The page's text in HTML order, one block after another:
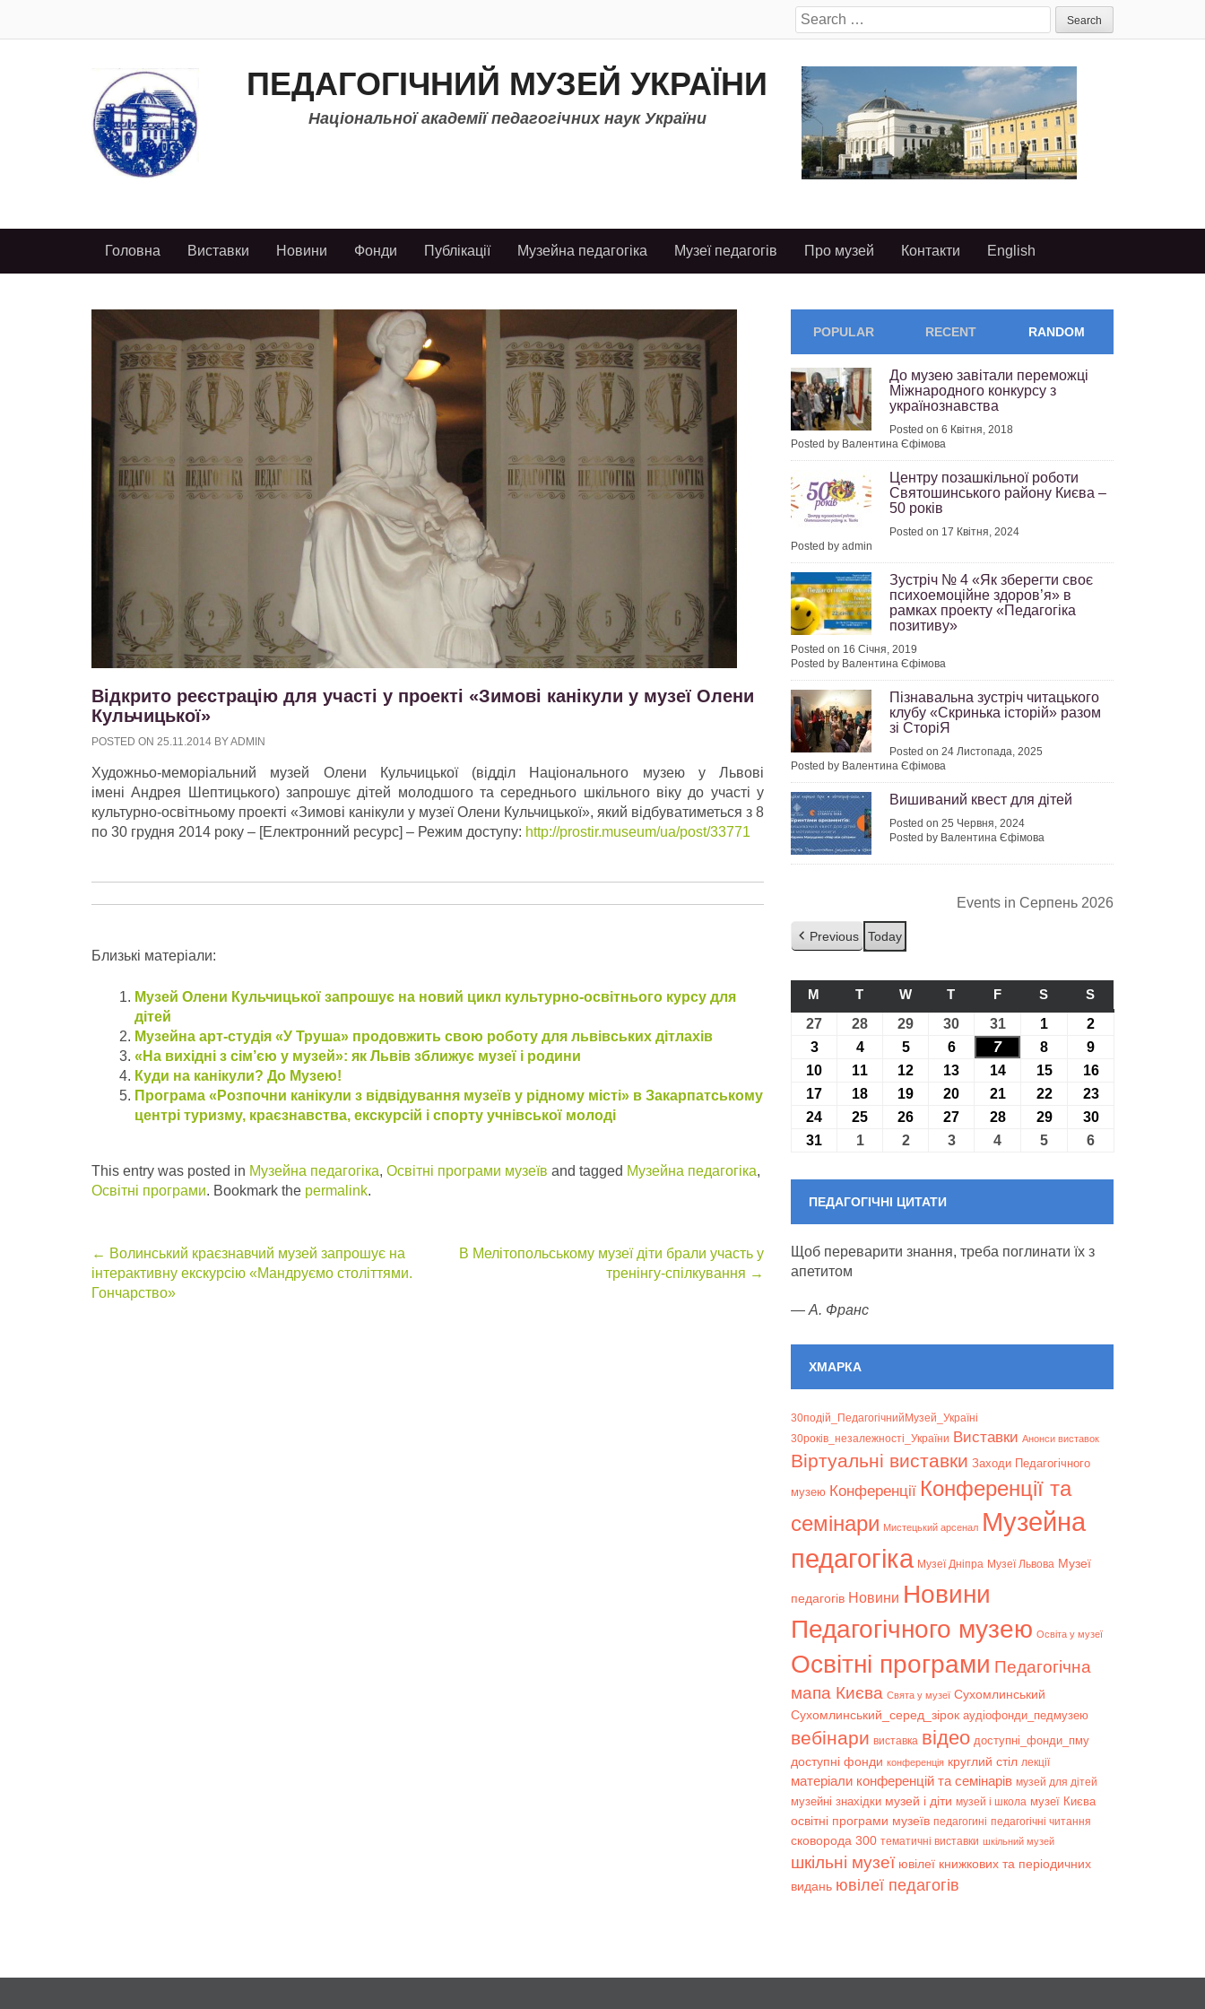
Search
for:
ПЕДАГОГІЧНИЙ МУЗЕЙ УКРАЇНИ
Національної академії педагогічних наук України
Головна Виставки Новини Фонди Публікації Музейна педагогіка Музеї педагогів Про музей Контакти English
Відкрито реєстрацію для участі у проекті «Зимові канікули у музеї Олени
Кульчицької»
POSTED ON 25.11.2014 BYADMIN
Художньо-меморіальний музей Олени Кульчицької (відділ Національного музею у Львові
імені Андрея Шептицького) запрошує дітей молодшого та середнього шкільного віку до участі у
культурно-освітньому проекті «Зимові канікули у музеї Олени Кульчицької», який відбуватиметься з 8
по 30 грудня 2014 року – [Електронний ресурс] – Режим доступу: http://prostir.museum/ua/post/33771
Близькі матеріали:
Музей Олени Кульчицької запрошує на новий цикл культурно-освітнього курсу для
дітей
Музейна арт-студія «У Труша» продовжить свою роботу для львівських дітлахів
«На вихідні з сім’єю у музей»: як Львів зближує музеї і родини
Куди на канікули? До Музею!
Програма «Розпочни канікули з відвідування музеїв у рідному місті» в Закарпатському
центрі туризму, краєзнавства, екскурсій і спорту учнівської молоді
This entry was posted in Музейна педагогіка, Освітні програми музеїв and tagged Музейна педагогіка,
Освітні програми. Bookmark the permalink.
Post
navigation
← Волинський краєзнавчий музей запрошує на
інтерактивну екскурсію «Мандруємо століттями.
Гончарство»
В Мелітопольському музеї діти брали участь у
тренінгу-спілкування →
POPULAR RECENT RANDOM
До музею завітали переможці
Міжнародного конкурсу з
українознавства
Posted on 6 Квітня, 2018
Posted by Валентина Єфімова
Центру позашкільної роботи
Святошинського району Києва –
50 років
Posted on 17 Квітня, 2024
Posted by admin
Зустріч № 4 «Як зберегти своє
психоемоційне здоров’я» в
рамках проекту «Педагогіка
позитиву»
Posted on 16 Січня, 2019
Posted by Валентина Єфімова
Пізнавальна зустріч читацького
клубу «Скринька історій» разом
зі СторіЯ
Posted on 24 Листопада, 2025
Posted by Валентина Єфімова
Вишиваний квест для дітей
Posted on 25 Червня, 2024
Posted by Валентина Єфімова
Events in Серпень 2026
Previous Today
M ПОНЕДІЛОК
T ВІВТОРОК
WСЕРЕДА
T ЧЕТВЕР
FП’ЯТНИЦЯ
S СУБОТА
S
27 27.07.2026
28 28.07.2026
29 29.07.2026
30 30.07.2026
3131.07.2026
1 01.08.2026
2
303.08.2026
404.08.2026
505.08.2026
606.08.2026
707.08.2026
8 08.08.2026
9
10 10.08.2026
11 11.08.2026
12 12.08.2026
13 13.08.2026
1414.08.2026
1515.08.2026
1616.08.2026
17 17.08.2026
18 18.08.2026
19 19.08.2026
20 20.08.2026
2121.08.2026
2222.08.2026
2323.08.2026
24 24.08.2026
25 25.08.2026
26 26.08.2026
27 27.08.2026
2828.08.2026
2929.08.2026
3030.08.2026
31 31.08.2026
101.09.2026
202.09.2026
303.09.2026
4 04.09.2026
5 05.09.2026
6
ПЕДАГОГІЧНІ ЦИТАТИ
Щоб переварити знання, треба поглинати їх з
апетитом
— А. Франс
ХМАРКА
30подій_ПедагогічнийМузей_Україні
30років_незалежності_України Bиставки Анонси виставок
Віртуальні виставки Заходи Педагогічного
музею Конференції Конференції та
семінари Мистецький арсенал Музейна
педагогіка Музеї Дніпра Музеї Львова Музеї
педагогів Новини Новини
Педагогічного музею Освіта у музеї
Освітні програми Педагогічна
мапа Києва Свята у музеї Сухомлинський
Сухомлинський_серед_зірок аудіофонди_педмузею
вебінари виставка відео доступні_фонди_пму
доступні фонди конференція круглий стіл лекції
матеріали конференцій та семінарів музей для дітей
музейні знахідки музей і діти музей і школа музеї Києва
освітні програми музеїв педагогині педагогічні читання
сковорода 300 тематичні виставки шкільний музей
шкільні музеї ювілеї книжкових та періодичних
видань ювілеї педагогів